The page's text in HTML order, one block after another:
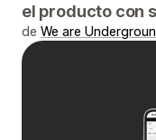
el producto con
de We are